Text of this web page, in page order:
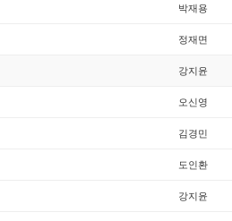
박재용
정재면
강지윤
오신영
김경민
도인환
강지윤